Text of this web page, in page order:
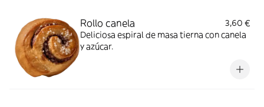
Rollo canela
3,60 €
Deliciosa espiral de masa tierna con canela
y azúcar.